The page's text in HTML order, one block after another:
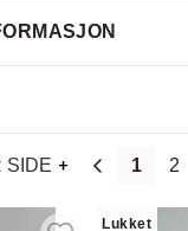
SIDE 1 2
Lukket